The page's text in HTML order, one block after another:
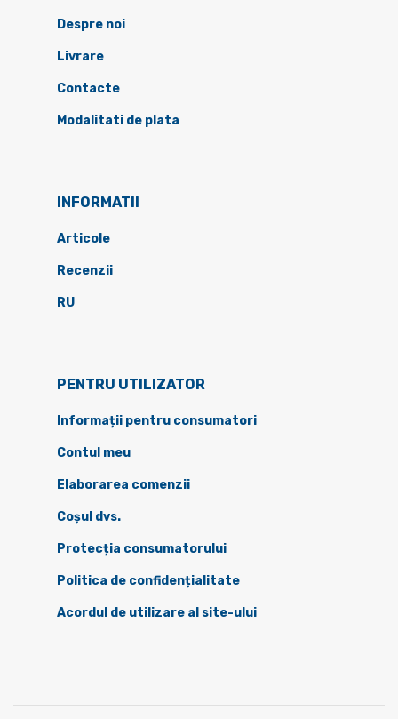
Despre noi
Livrare
Contacte
Modalitati de plata
INFORMATII
Articole
Recenzii
RU
PENTRU UTILIZATOR
Informații pentru consumatori
Contul meu
Elaborarea comenzii
Coșul dvs.
Protecția consumatorului
Politica de confidențialitate
Acordul de utilizare al site-ului